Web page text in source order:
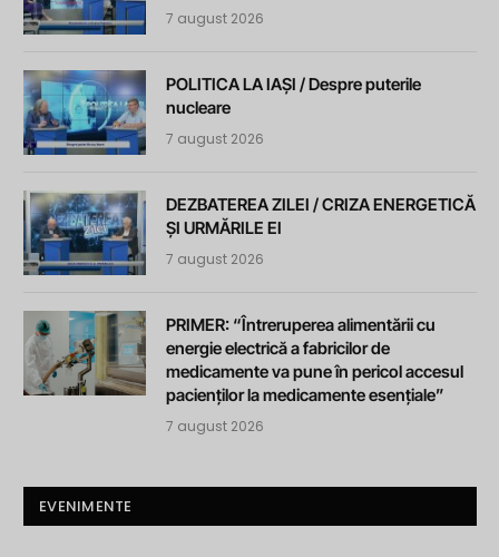
7 august 2026
POLITICA LA IAȘI / Despre puterile
nucleare
7 august 2026
DEZBATEREA ZILEI / CRIZA ENERGETICĂ
ȘI URMĂRILE EI
7 august 2026
PRIMER: “Întreruperea alimentării cu
energie electrică a fabricilor de
medicamente va pune în pericol accesul
pacienților la medicamente esențiale”
7 august 2026
EVENIMENTE